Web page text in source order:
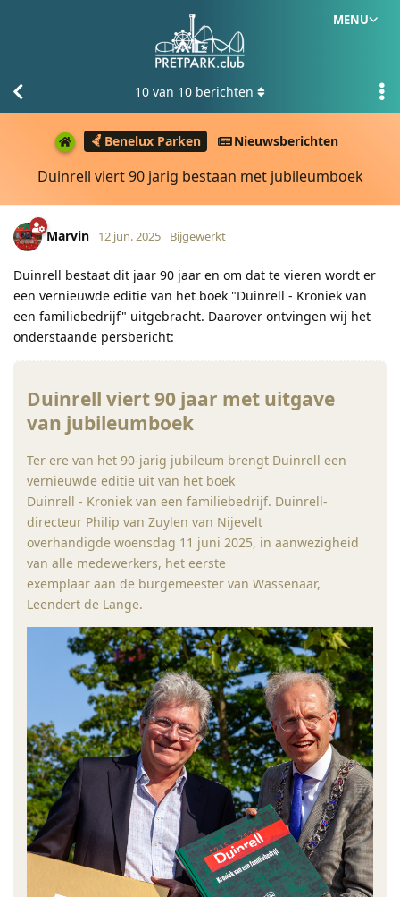
MENU
Benelux Parken Nieuwsberichten
Duinrell viert 90 jarig bestaan met jubileumboek
10 van 10 berichten
Marvin 12 jun. 2025 Bijgewerkt
Duinrell bestaat dit jaar 90 jaar en om dat te vieren wordt er
een vernieuwde editie van het boek "Duinrell - Kroniek van
een familiebedrijf" uitgebracht. Daarover ontvingen wij het
onderstaande persbericht:
Duinrell viert 90 jaar met uitgave
van jubileumboek
Ter ere van het 90-jarig jubileum brengt Duinrell een
vernieuwde editie uit van het boek
Duinrell - Kroniek van een familiebedrijf. Duinrell-
directeur Philip van Zuylen van Nijevelt
overhandigde woensdag 11 juni 2025, in aanwezigheid
van alle medewerkers, het eerste
exemplaar aan de burgemeester van Wassenaar,
Leendert de Lange.